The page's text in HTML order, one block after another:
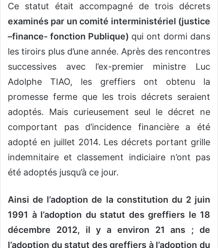
Ce statut était accompagné de trois décrets
examinés par un comité interministériel (justice
–finance- fonction Publique) qui ont dormi dans
les tiroirs plus d’une année. Après des rencontres
successives avec l’ex-premier ministre Luc
Adolphe TIAO, les greffiers ont obtenu la
promesse ferme que les trois décrets seraient
adoptés. Mais curieusement seul le décret ne
comportant pas d’incidence financière a été
adopté en juillet 2014. Les décrets portant grille
indemnitaire et classement indiciaire n’ont pas
été adoptés jusqu’à ce jour.
Ainsi de l’adoption de la constitution du 2 juin
1991 à l’adoption du statut des greffiers le 18
décembre 2012, il y a environ 21 ans ; de
l’adoption du statut des greffiers à l’adoption du